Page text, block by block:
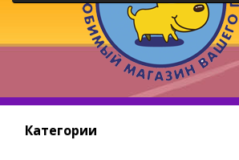
Категории